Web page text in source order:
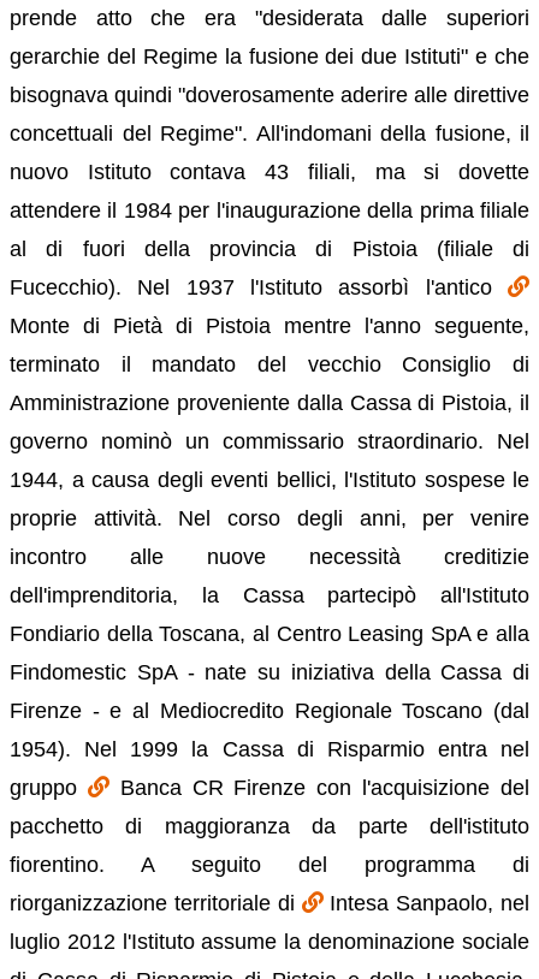
prende atto che era "desiderata dalle superiori
gerarchie del Regime la fusione dei due Istituti" e che
bisognava quindi "doverosamente aderire alle direttive
concettuali del Regime". All'indomani della fusione, il
nuovo Istituto contava 43 filiali, ma si dovette
attendere il 1984 per l'inaugurazione della prima filiale
al di fuori della provincia di Pistoia (filiale di
Fucecchio). Nel 1937 l'Istituto assorbì l'antico
Monte di Pietà di Pistoia mentre l'anno seguente,
terminato il mandato del vecchio Consiglio di
Amministrazione proveniente dalla Cassa di Pistoia, il
governo nominò un commissario straordinario. Nel
1944, a causa degli eventi bellici, l'Istituto sospese le
proprie attività. Nel corso degli anni, per venire
incontro alle nuove necessità creditizie
dell'imprenditoria, la Cassa partecipò all'Istituto
Fondiario della Toscana, al Centro Leasing SpA e alla
Findomestic SpA - nate su iniziativa della Cassa di
Firenze - e al Mediocredito Regionale Toscano (dal
1954). Nel 1999 la Cassa di Risparmio entra nel
gruppo
Banca CR Firenze con l'acquisizione del
pacchetto di maggioranza da parte dell'istituto
fiorentino. A seguito del programma di
riorganizzazione territoriale di
Intesa Sanpaolo, nel
luglio 2012 l'Istituto assume la denominazione sociale